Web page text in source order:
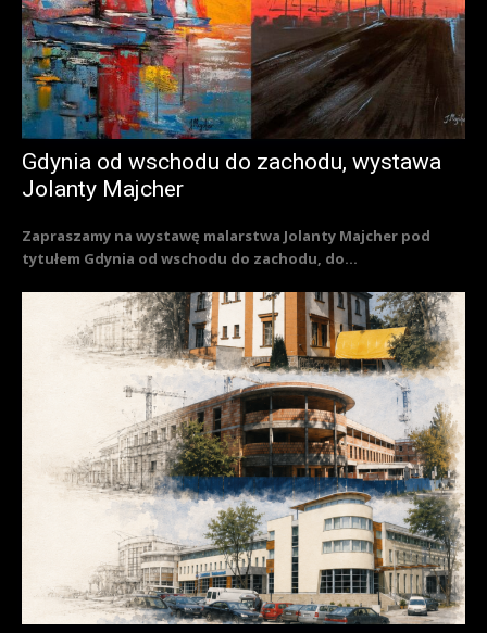
Gdynia od wschodu do zachodu, wystawa
Jolanty Majcher
Zapraszamy na wystawę malarstwa Jolanty Majcher pod
tytułem Gdynia od wschodu do zachodu, do...